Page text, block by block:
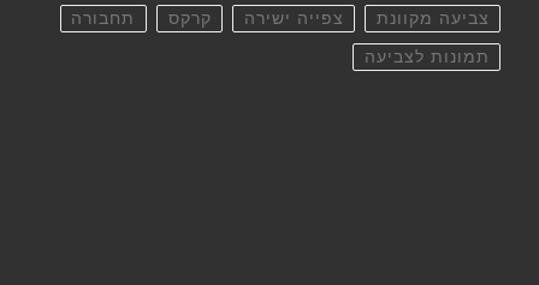
צביעה מקוונת צפייה ישירה קרקס תחבורה
תמונות לצביעה